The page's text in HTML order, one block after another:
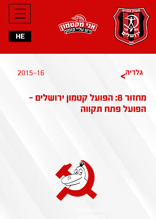
HE
2015-16 >גלריה
מחזור 8: הפועל קטמון ירושלים -
הפועל פתח תקווה